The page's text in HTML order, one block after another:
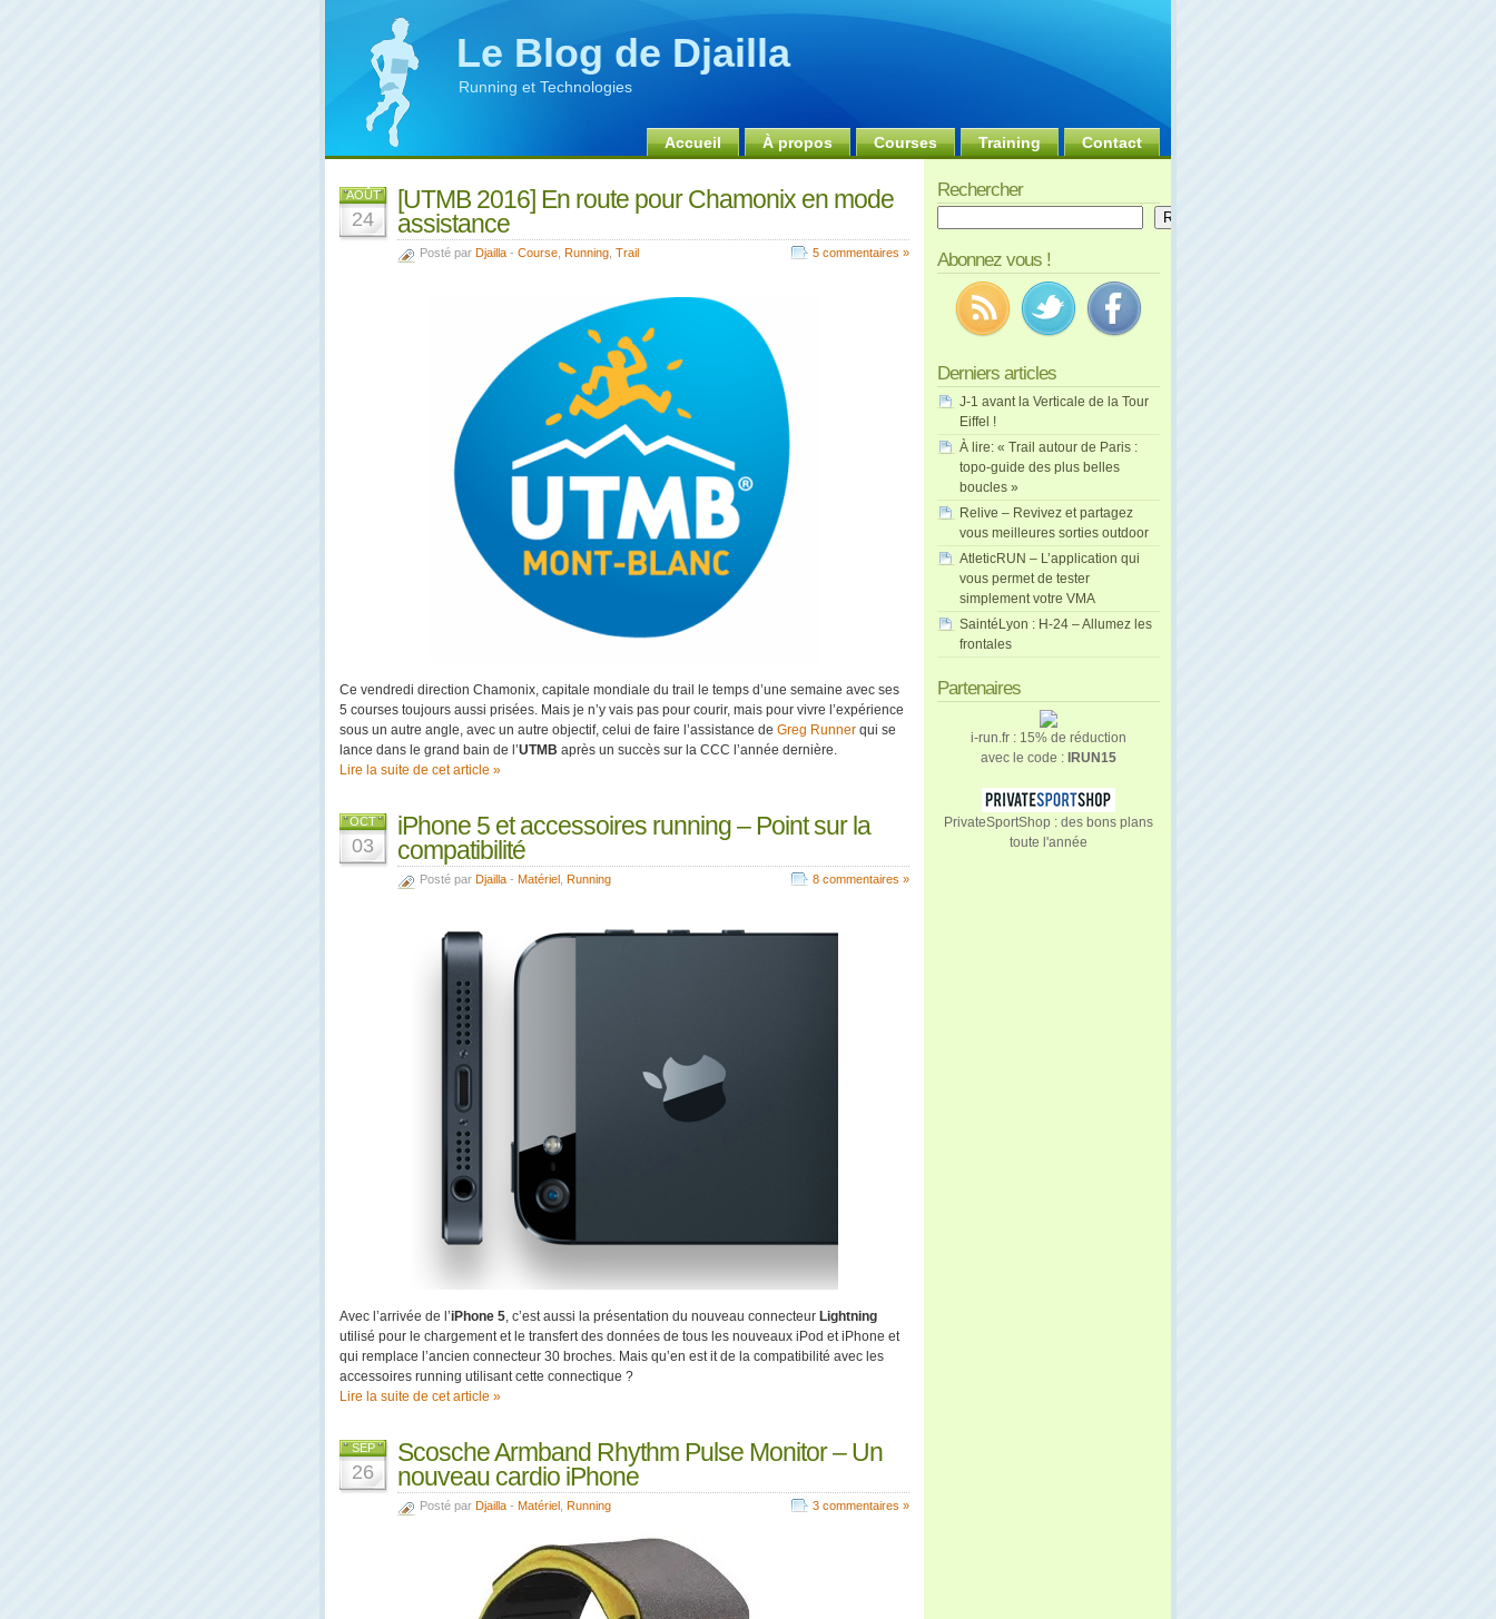
Le Blog de Djailla
Running et Technologies
Accueil À propos Courses Training Contact
AOÛT
24
[UTMB 2016] En route pour Chamonix en mode
assistance
Posté par Djailla - Course Running Trail 5 commentaires »
Ce vendredi direction Chamonix, capitale mondiale du trail le temps d’une semaine avec ses
5 courses toujours aussi prisées. Mais je n’y vais pas pour courir, mais pour vivre l’expérience
sous un autre angle, avec un autre objectif, celui de faire l’assistance de Greg Runner qui se
lance dans le grand bain de l’UTMB après un succès sur la CCC l’année dernière.
Lire la suite de cet article »
OCT
03
iPhone 5 et accessoires running – Point sur la
compatibilité
Posté par Djailla - Matériel Running 8 commentaires »
Avec l’arrivée de l’iPhone 5, c’est aussi la présentation du nouveau connecteur Lightning
utilisé pour le chargement et le transfert des données de tous les nouveaux iPod et iPhone et
qui remplace l’ancien connecteur 30 broches. Mais qu’en est it de la compatibilité avec les
accessoires running utilisant cette connectique ?
Lire la suite de cet article »
SEP
26
Scosche Armband Rhythm Pulse Monitor – Un
nouveau cardio iPhone
Posté par Djailla - Matériel Running 3 commentaires »
Rechercher
Rechercher
Abonnez vous !
Derniers articles
J-1 avant la Verticale de la Tour
Eiffel !
À lire: « Trail autour de Paris :
topo-guide des plus belles
boucles »
Relive – Revivez et partagez
vous meilleures sorties outdoor
AtleticRUN – L’application qui
vous permet de tester
simplement votre VMA
SaintéLyon : H-24 – Allumez les
frontales
Partenaires
i-run.fr : 15% de réduction
avec le code : IRUN15
PrivateSportShop : des bons plans
toute l'année